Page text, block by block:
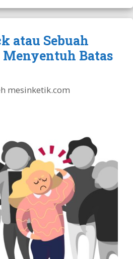
atau Sebuah
Batas
mesinketik.com